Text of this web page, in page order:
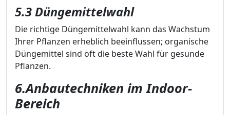
5.3 Düngemittelwahl
Die richtige Düngemittelwahl kann das Wachstum
Ihrer Pflanzen erheblich beeinflussen; organische
Düngemittel sind oft die beste Wahl für gesunde
Pflanzen.
6.Anbautechniken im Indoor-
Bereich